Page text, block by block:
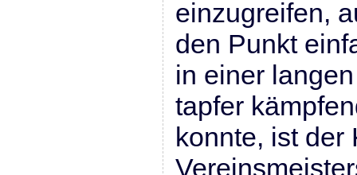
einzugreifen,
den Punkt
in einer
tapfer
konnte, ist der